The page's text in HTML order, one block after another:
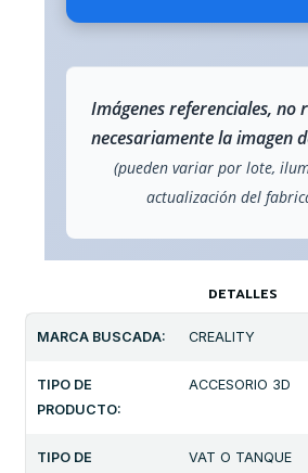
Imágenes referenciales, no
necesariamente la imagen
(pueden variar por lote,
actualización del
DETALLES
MARCA BUSCADA: CREALITY
TIPO DE
PRODUCTO:
ACCESORIO 3D
TIPO DE
VAT O TANQUE